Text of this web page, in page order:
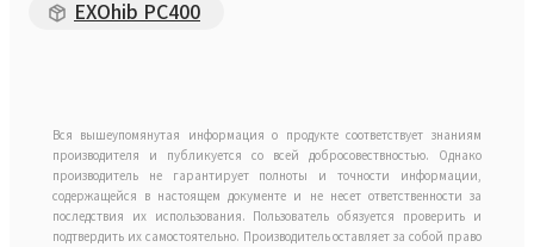
EXOhib PC400
Вся вышеупомянутая информация о продукте соответствует знаниям
производителя и публикуется со всей добросовествностью. Однако
производитель не гарантирует полноты и точности информации,
содержащейся в настоящем документе и не несет ответственности за
последствия их использования. Пользователь обязуется проверить и
подтвердить их самостоятельно. Производитель оставляет за собой право